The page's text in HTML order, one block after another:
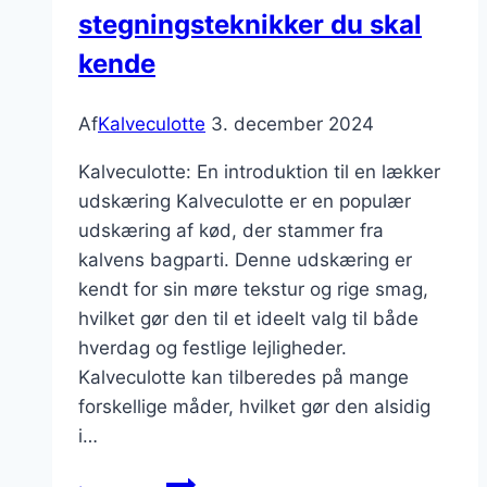
ret
stegningsteknikker du skal
kende
AfKalveculotte 3. december 2024
Kalveculotte: En introduktion til en lækker
udskæring Kalveculotte er en populær
udskæring af kød, der stammer fra
kalvens bagparti. Denne udskæring er
kendt for sin møre tekstur og rige smag,
hvilket gør den til et ideelt valg til både
hverdag og festlige lejligheder.
Kalveculotte kan tilberedes på mange
forskellige måder, hvilket gør den alsidig
i…
Kalveculotte